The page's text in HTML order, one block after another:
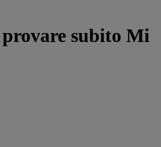
subito Mi